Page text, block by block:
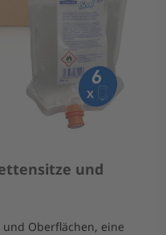
und
Oberflächen, eine